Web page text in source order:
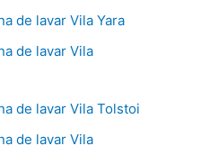
de lavar Vila Yara
de lavar Vila
de lavar Vila Tolstoi
de lavar Vila